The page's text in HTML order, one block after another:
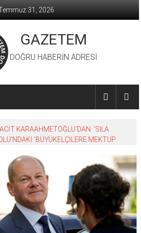
31, 2026
GAZETEM
DOĞRU HABERİN ADRESİ
KARAAHMETOĞLU’DAN ‘SILA
’BÜYÜKELÇİLERE MEKTUP